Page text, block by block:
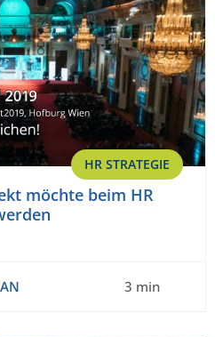
HR STRATEGIE
möchte beim HR
3 min